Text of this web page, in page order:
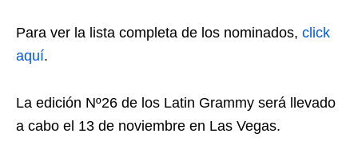
Para ver la lista completa de los nominados, click
aquí.
La edición Nº26 de los Latin Grammy será llevado
a cabo el 13 de noviembre en Las Vegas.